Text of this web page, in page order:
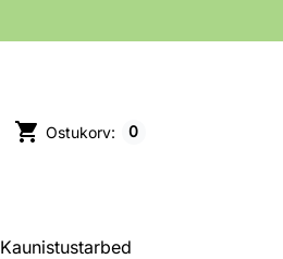
shopping_cart Ostukorv: 0
Kaunistustarbed